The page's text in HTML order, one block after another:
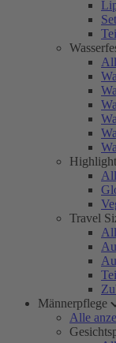
Travel
Männerpflege
Alle